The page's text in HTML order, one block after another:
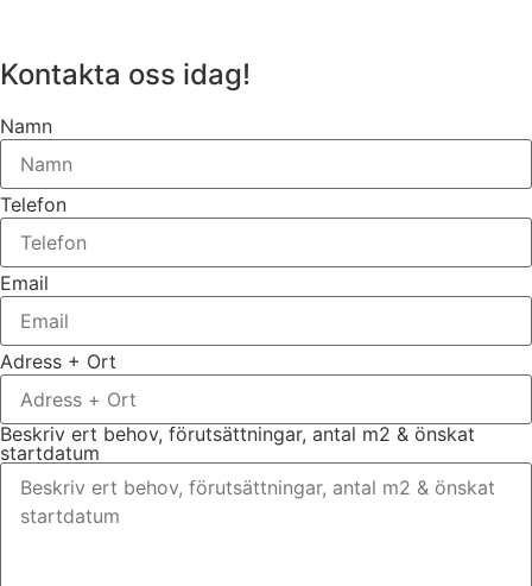
Kontakta oss idag!
Namn
Telefon
Email
Adress + Ort
Beskriv ert behov, förutsättningar, antal m2 & önskat
startdatum